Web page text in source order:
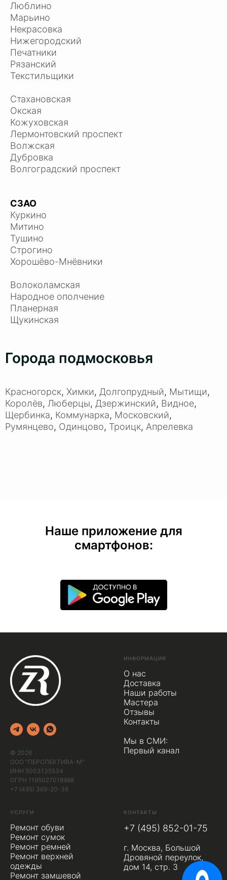
Люблино
Марьино
Некрасовка
Нижегородский
Печатники
Рязанский
Текстильщики
Стахановская
Окская
Кожуховская
Лермонтовский проспект
Волжская
Дубровка
Волгоградский проспект
СЗАО
Куркино
Митино
Тушино
Строгино
Хорошёво-Мнёвники
Волоколамская
Народное ополчение
Планерная
Щукинская
Города подмосковья
Красногорск, Химки, Долгопрудный, Мытищи,
Королёв, Люберцы, Дзержинский, Видное,
Щербинка, Коммунарка, Московский,
Румянцево, Одинцово, Троицк, Апрелевка
Наше приложение для
смартфонов:
© 2026
ООО "ПЕРСПЕКТИВА-М"
ИНН 5003135534
ОГРН 1195027018988
+7 (495) 369-20-36
ИНФОРМАЦИЯ
О нас
Доставка
Наши работы
Мастера
Отзывы
Контакты
Мы в СМИ:
Первый канал
УСЛУГИ
Ремонт обуви
Ремонт сумок
Ремонт ремней
Ремонт верхней
одежды
Ремонт замшевой
КОНТАКТЫ
+7 (495) 852-01-75
г. Москва, Большой
Дровяной переулок,
дом 14, стр. 3